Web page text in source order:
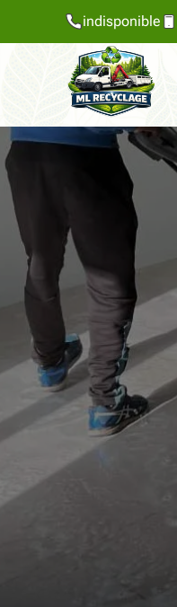
indisponible